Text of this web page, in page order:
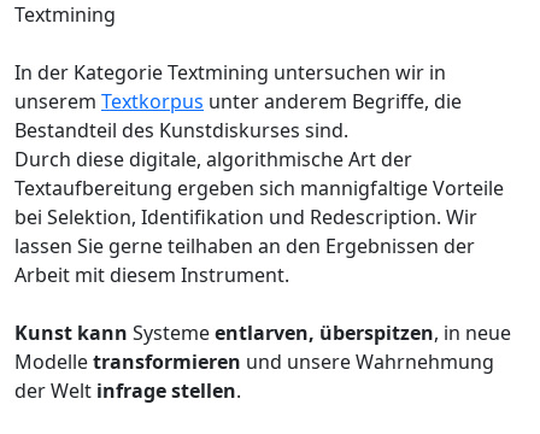
Textmining
In der Kategorie Textmining untersuchen wir in
unserem Textkorpus unter anderem Begriffe, die
Bestandteil des Kunstdiskurses sind.
Durch diese digitale, algorithmische Art der
Textaufbereitung ergeben sich mannigfaltige Vorteile
bei Selektion, Identifikation und Redescription. Wir
lassen Sie gerne teilhaben an den Ergebnissen der
Arbeit mit diesem Instrument.
Kunst kann Systemeentlarven, überspitzen, in neue
Modelletransformieren und unsere Wahrnehmung
der Welt infrage stellen.